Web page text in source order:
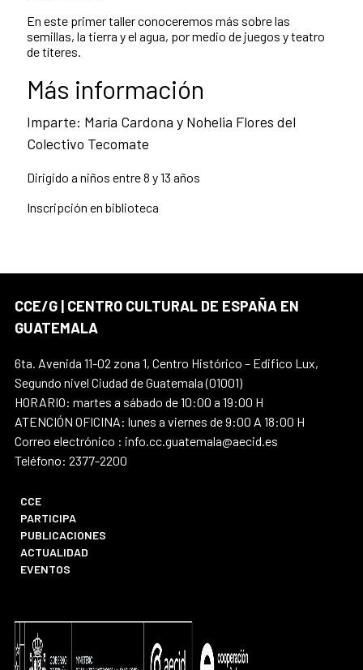
En este primer taller conoceremos más sobre las
semillas, la tierra y el agua, por medio de juegos y teatro
de títeres.
Más información
Imparte: María Cardona y Nohelia Flores del
Colectivo Tecomate
Dirigido a niños entre 8 y 13 años
Inscripción en biblioteca
CCE/G | CENTRO CULTURAL DE ESPAÑA EN
GUATEMALA
6ta. Avenida 11-02 zona 1, Centro Histórico – Edifico Lux,
Segundo nivel Ciudad de Guatemala (01001)
HORARIO: martes a sábado de 10:00 a 19:00 H
ATENCIÓN OFICINA: lunes a viernes de 9:00 A 18:00 H
Correo electrónico : info.cc.guatemala@aecid.es
Teléfono: 2377-2200
CCE
PARTICIPA
PUBLICACIONES
ACTUALIDAD
EVENTOS